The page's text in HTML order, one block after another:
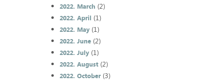
2022. March (2)
2022. April (1)
2022. May(1)
2022. June(2)
2022. July(1)
2022. August(2)
2022. October(3)